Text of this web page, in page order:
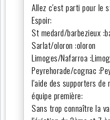
Allez c'est parti pour le
Espoir:
St medard/barbezieux
Sarlat/oloron :oloron
Limoges/Nafarroa
Peyrehorade/cognac
l'aide des supporters de
équipe première:
Sans trop connaître la